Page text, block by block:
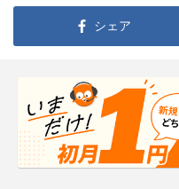
シェア